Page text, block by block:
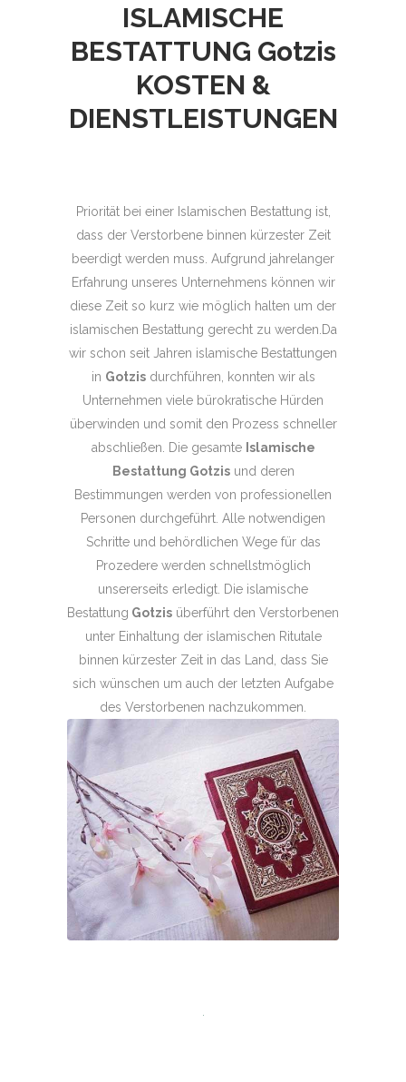
ISLAMISCHE
BESTATTUNG Gotzis
KOSTEN &
DIENSTLEISTUNGEN
Priorität bei einer Islamischen Bestattung ist,
dass der Verstorbene binnen kürzester Zeit
beerdigt werden muss. Aufgrund jahrelanger
Erfahrung unseres Unternehmens können wir
diese Zeit so kurz wie möglich halten um der
islamischen Bestattung gerecht zu werden.Da
wir schon seit Jahren islamische Bestattungen
in Gotzisdurchführen, konnten wir als
Unternehmen viele bürokratische Hürden
überwinden und somit den Prozess schneller
abschließen. Die gesamte Islamische
Bestattung Gotzisund deren
Bestimmungen werden von professionellen
Personen durchgeführt. Alle notwendigen
Schritte und behördlichen Wege für das
Prozedere werden schnellstmöglich
unsererseits erledigt. Die islamische
Bestattung Gotzis überführt den Verstorbenen
unter Einhaltung der islamischen Ritutale
binnen kürzester Zeit in das Land, dass Sie
sich wünschen um auch der letzten Aufgabe
des Verstorbenen nachzukommen.